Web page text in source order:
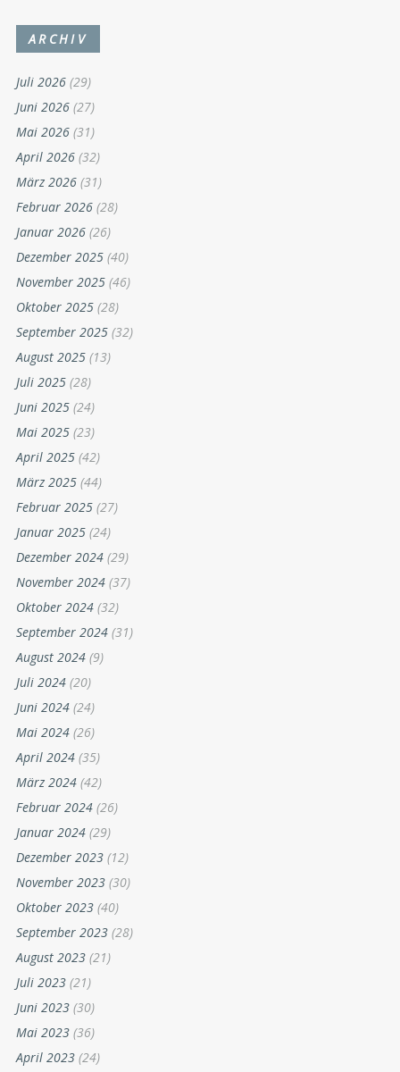
ARCHIV
Juli 2026 (29)
Juni 2026 (27)
Mai 2026 (31)
April 2026 (32)
März 2026 (31)
Februar 2026 (28)
Januar 2026 (26)
Dezember 2025 (40)
November 2025 (46)
Oktober 2025 (28)
September 2025 (32)
August 2025 (13)
Juli 2025 (28)
Juni 2025 (24)
Mai 2025 (23)
April 2025 (42)
März 2025 (44)
Februar 2025 (27)
Januar 2025 (24)
Dezember 2024 (29)
November 2024 (37)
Oktober 2024 (32)
September 2024 (31)
August 2024 (9)
Juli 2024 (20)
Juni 2024 (24)
Mai 2024 (26)
April 2024 (35)
März 2024 (42)
Februar 2024 (26)
Januar 2024 (29)
Dezember 2023 (12)
November 2023 (30)
Oktober 2023 (40)
September 2023 (28)
August 2023 (21)
Juli 2023 (21)
Juni 2023 (30)
Mai 2023 (36)
April 2023 (24)